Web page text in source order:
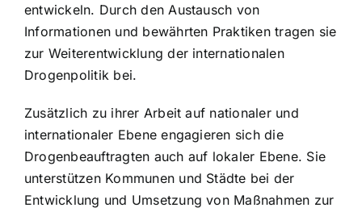
entwickeln. Durch den Austausch von
Informationen und bewährten Praktiken tragen sie
zur Weiterentwicklung der internationalen
Drogenpolitik bei.
Zusätzlich zu ihrer Arbeit auf nationaler und
internationaler Ebene engagieren sich die
Drogenbeauftragten auch auf lokaler Ebene. Sie
unterstützen Kommunen und Städte bei der
Entwicklung und Umsetzung von Maßnahmen zur